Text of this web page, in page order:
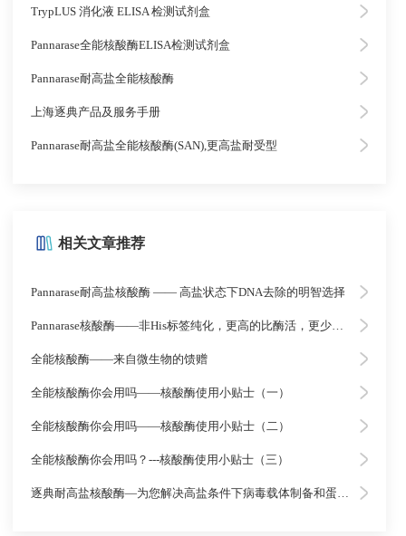
TrypLUS 消化液 ELISA 检测试剂盒
Pannarase全能核酸酶ELISA检测试剂盒
Pannarase耐高盐全能核酸酶
上海逐典产品及服务手册
Pannarase耐高盐全能核酸酶(SAN),更高盐耐受型
相关文章推荐
Pannarase耐高盐核酸酶 —— 高盐状态下DNA去除的明智选择
全能核酸酶——来自微生物的馈赠
全能核酸酶你会用吗——核酸酶使用小贴士（一）
全能核酸酶你会用吗——核酸酶使用小贴士（二）
全能核酸酶你会用吗？---核酸酶使用小贴士（三）